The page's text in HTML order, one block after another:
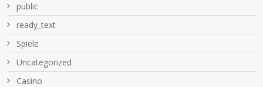
public
ready_text
Spiele
Uncategorized
Сasino